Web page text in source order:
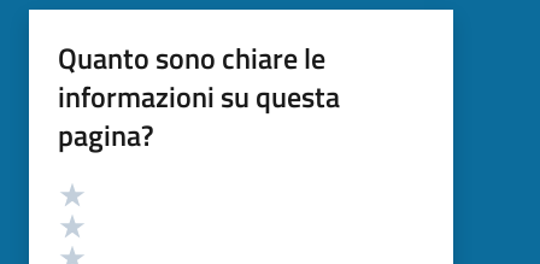
Quanto sono chiare le
informazioni su questa
pagina?
Valutazione